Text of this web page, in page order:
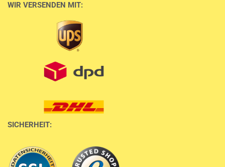
WIR VERSENDEN MIT:
SICHERHEIT: